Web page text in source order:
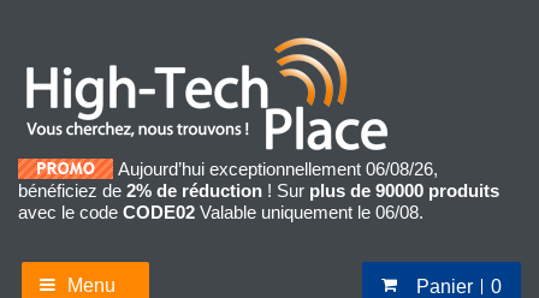
Aujourd’hui exceptionnellement 06/08/26,
bénéficiez de 2% de réduction ! Sur plus de 90000 produits
avec le code CODE02 Valable uniquement le 06/08.
Menu Panier 0